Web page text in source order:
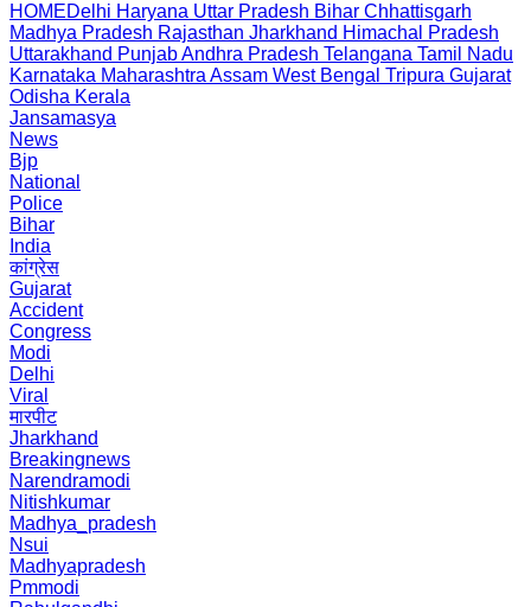
HOMEDelhi Haryana Uttar Pradesh Bihar Chhattisgarh
Madhya Pradesh Rajasthan Jharkhand Himachal Pradesh
Uttarakhand PunjabAndhra Pradesh Telangana Tamil Nadu
Karnataka Maharashtra Assam West Bengal Tripura Gujarat
Odisha Kerala
Jansamasya
News
Bjp
National
Police
Bihar
India
कांग्रेस
Gujarat
Accident
Congress
Modi
Delhi
Viral
मारपीट
Jharkhand
Breakingnews
Narendramodi
Nitishkumar
Madhya_pradesh
Nsui
Madhyapradesh
Pmmodi